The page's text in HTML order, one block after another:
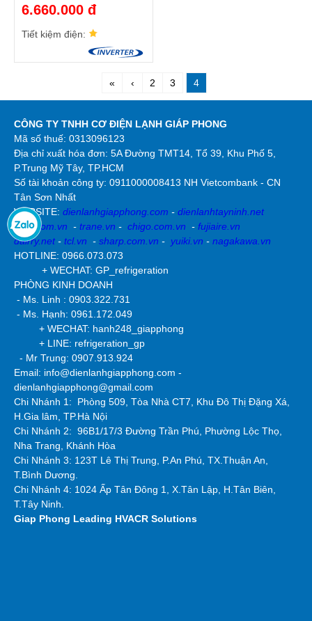
compressor
6.660.000 đ
Tiết kiệm điện:
« ‹ 2 3 4
CÔNG TY TNHH CƠ ĐIỆN LẠNH GIÁP PHONG
Mã số thuế: 0313096123
Địa chỉ xuất hóa đơn: 5A Đường TMT14, Tổ 39, Khu Phố 5,
P.Trung Mỹ Tây, TP.HCM
Số tài khoản công ty: 0911000008413 NH Vietcombank - CN
Tân Sơn Nhất
WEBSITE: dienlanhgiapphong.com - dienlanhtayninh.net
york.com.vn - trane.vn - chigo.com.vn - fujiaire.vn
dairry.net- tcl.vn - sharp.com.vn - yuiki.vn - nagakawa.vn
HOTLINE: 0966.073.073
+ WECHAT: GP_refrigeration
PHÒNG KINH DOANH
- Ms. Linh : 0903.322.731
- Ms. Hạnh: 0961.172.049
+ WECHAT: hanh248_giapphong
+ LINE: refrigeration_gp
- Mr Trung: 0907.913.924
Email: info@dienlanhgiapphong.com -
dienlanhgiapphong@gmail.com
Chi Nhánh 1: Phòng 509, Tòa Nhà CT7, Khu Đô Thị Đặng Xá,
H.Gia lâm, TP.Hà Nội
Chi Nhánh 2: 96B1/17/3 Đường Trần Phú, Phường Lộc Thọ,
Nha Trang, Khánh Hòa
Chi Nhánh 3: 123T Lê Thị Trung, P.An Phú, TX.Thuận An,
T.Bình Dương.
Chi Nhánh 4: 1024 Ấp Tân Đông 1, X.Tân Lập, H.Tân Biên,
T.Tây Ninh.
Giap Phong Leading HVACR Solutions